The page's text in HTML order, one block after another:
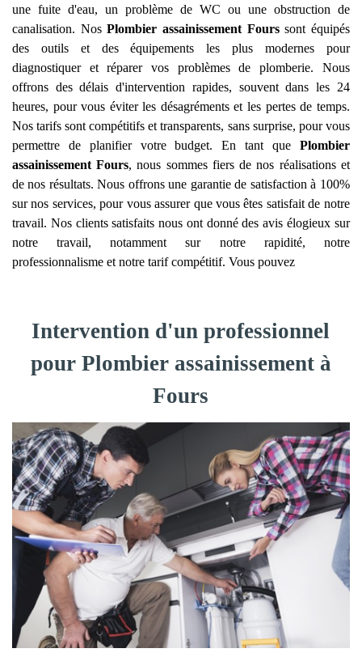
une fuite d'eau, un problème de WC ou une obstruction de
canalisation. NosPlombier assainissement Fourssont équipés
des outils et des équipements les plus modernes pour
diagnostiquer et réparer vos problèmes de plomberie. Nous
offrons des délais d'intervention rapides, souvent dans les 24
heures, pour vous éviter les désagréments et les pertes de temps.
Nos tarifs sont compétitifs et transparents, sans surprise, pour vous
permettre de planifier votre budget. En tant que Plombier
assainissement Fours, nous sommes fiers de nos réalisations et
de nos résultats. Nous offrons une garantie de satisfaction à 100%
sur nos services, pour vous assurer que vous êtes satisfait de notre
travail. Nos clients satisfaits nous ont donné des avis élogieux sur
notre travail, notamment sur notre rapidité, notre
professionnalisme et notre tarif compétitif. Vous pouvez
Intervention d'un professionnel
pour Plombier assainissement à
Fours